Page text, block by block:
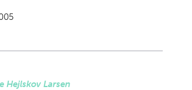
Hejlskov Larsen